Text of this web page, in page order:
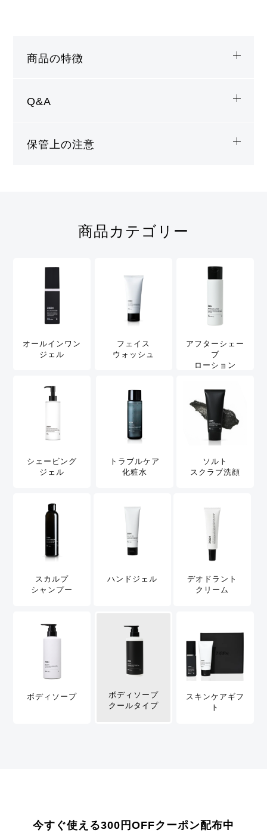
商品の特徴
Q&A
保管上の注意
商品カテゴリー
オールインワン
ジェル
フェイス
ウォッシュ
アフターシェー
ブ
ローション
シェービング
ジェル
トラブルケア
化粧水
ソルト
スクラブ洗顔
スカルプ
シャンプー
ハンドジェル
デオドラント
クリーム
ボディソープ
ボディソープ
クールタイプ
スキンケアギフ
ト
今すぐ使える300円OFFクーポン配布中